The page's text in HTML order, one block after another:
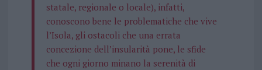
statale, regionale o locale), infatti,
conoscono bene le problematiche che vive
l’Isola, gli ostacoli che una errata
concezione dell’insularità pone, le sfide
che ogni giorno minano la serenità di